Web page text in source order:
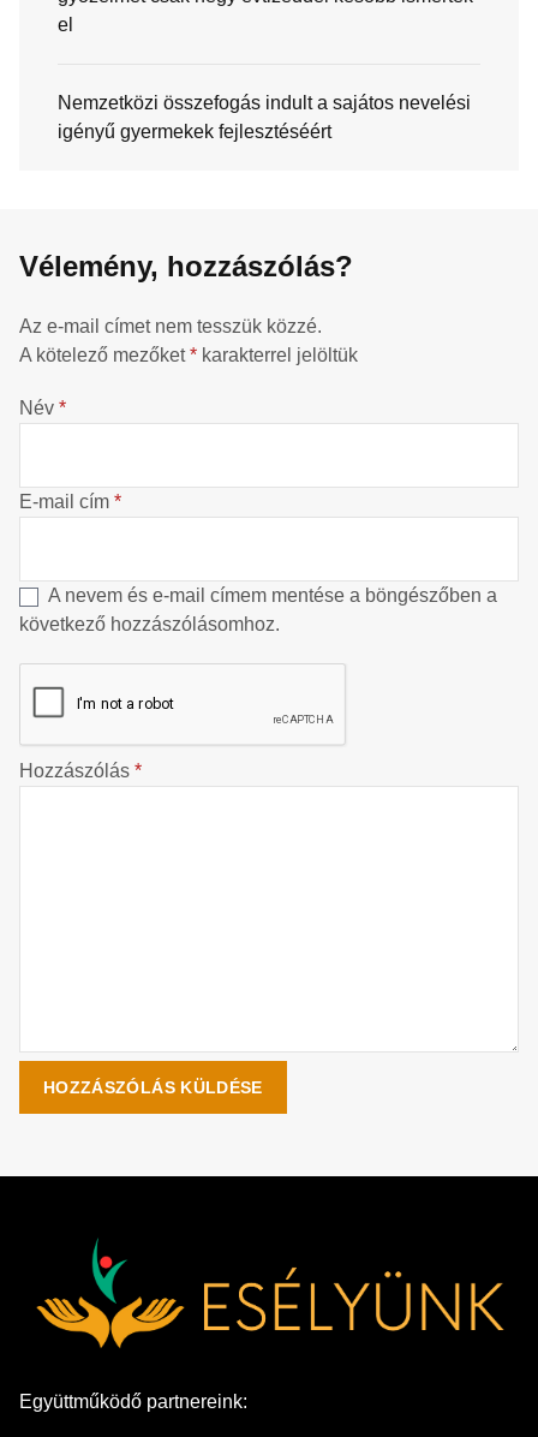
el
Nemzetközi összefogás indult a sajátos nevelési
igényű gyermekek fejlesztéséért
Vélemény, hozzászólás?
Az e-mail címet nem tesszük közzé.
A kötelező mezőket* karakterrel jelöltük
Név *
E-mail cím *
A nevem és e-mail címem mentése a böngészőben a
következő hozzászólásomhoz.
Hozzászólás *
Együttműködő partnereink: